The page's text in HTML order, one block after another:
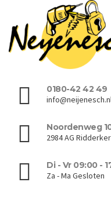
0180-42 42 49
Noordenweg
2984 AG
Di - Vr 09:00 -
Za - Ma Gesloten